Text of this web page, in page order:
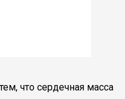
что сердечная масса